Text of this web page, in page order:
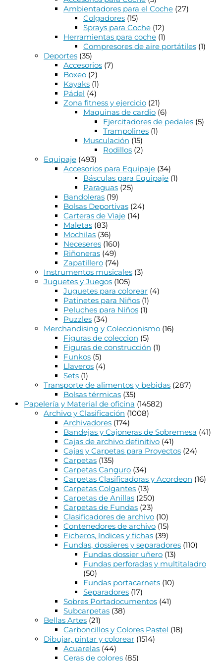
Ambientadores para el Coche (27)
Colgadores (15)
Sprays para Coche (12)
Herramientas para coche (1)
Compresores de aire portátiles (1)
Deportes (35)
Accesorios (7)
Boxeo (2)
Kayaks (1)
Pádel (4)
Zona fitness y ejercicio (21)
Maquinas de cardio (6)
Ejercitadores de pedales (5)
Trampolines (1)
Musculación (15)
Rodillos (2)
Equipaje (493)
Accesorios para Equipaje (34)
Básculas para Equipaje (1)
Paraguas (25)
Bandoleras (19)
Bolsas Deportivas (24)
Carteras de Viaje (14)
Maletas (83)
Mochilas (36)
Neceseres (160)
Riñoneras (49)
Zapatillero (74)
Instrumentos musicales (3)
Juguetes y Juegos (105)
Juguetes para colorear (4)
Patinetes para Niños (1)
Peluches para Niños (1)
Puzzles (34)
Merchandising y Coleccionismo (16)
Figuras de coleccion (5)
Figuras de construcción (1)
Funkos (5)
Llaveros (4)
Sets (1)
Transporte de alimentos y bebidas (287)
Bolsas térmicas (35)
Papelería y Material de oficina (14582)
Archivo y Clasificación (1008)
Archivadores (174)
Bandejas y Cajoneras de Sobremesa (41)
Cajas de archivo definitivo (41)
Cajas y Carpetas para Proyectos (24)
Carpetas (135)
Carpetas Canguro (34)
Carpetas Clasificadoras y Acordeon (16)
Carpetas Colgantes (13)
Carpetas de Anillas (250)
Carpetas de Fundas (23)
Clasificadores de archivo (10)
Contenedores de archivo (15)
Ficheros, índices y fichas (39)
Fundas, dossieres y separadores (110)
Fundas dossier uñero (13)
Fundas perforadas y multitaladro
(50)
Fundas portacarnets (10)
Separadores (17)
Sobres Portadocumentos (41)
Subcarpetas (38)
Bellas Artes (21)
Carboncillos y Colores Pastel (18)
Dibujar, pintar y colorear (1514)
Acuarelas (44)
Ceras de colores (85)